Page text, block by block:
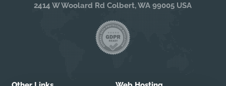
2414 W Woolard Rd Colbert, WA 99005 USA